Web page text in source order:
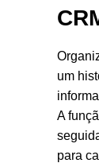
um
A
para